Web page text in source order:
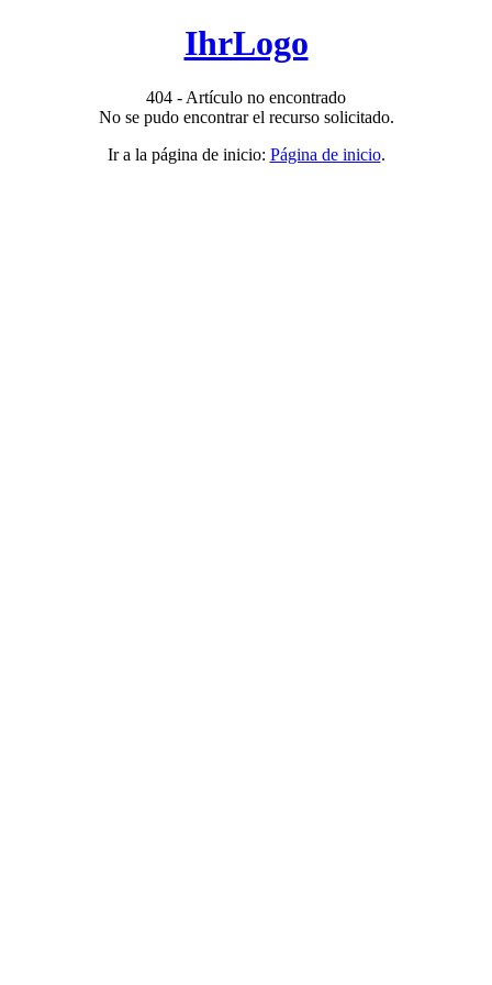
IhrLogo
404 - Artículo no encontrado
No se pudo encontrar el recurso solicitado.
Ir a la página de inicio: Página de inicio.